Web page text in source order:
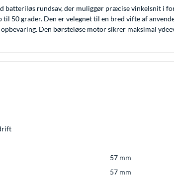
rundsav, der muliggør præcise vinkelsnit i
50 grader. Den er velegnet til en bred vifte af
Den børsteløse motor sikrer maksimal
57 mm
57 mm